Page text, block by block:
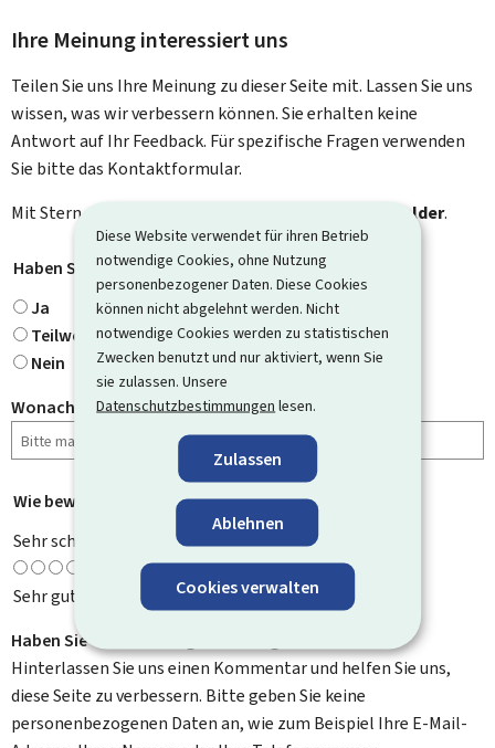
Diese Website verwendet für ihren Betrieb
notwendige Cookies, ohne Nutzung
personenbezogener Daten. Diese Cookies
können nicht abgelehnt werden. Nicht
notwendige Cookies werden zu statistischen
Zwecken benutzt und nur aktiviert, wenn Sie
sie zulassen. Unsere
Datenschutzbestimmungen lesen.
Zulassen
Ablehnen
Cookies verwalten
Ihre Meinung interessiert uns
Teilen Sie uns Ihre Meinung zu dieser Seite mit. Lassen Sie uns
wissen, was wir verbessern können. Sie erhalten keine
Antwort auf Ihr Feedback. Für spezifische Fragen verwenden
Sie bitte das Kontaktformular.
Mit Stern gekennzeichnete Felder (
Pflichtfelder.
Haben Sie gefunden, wonach Sie gesucht haben?
Ja
Teilweise
Nein
Wonach haben Sie gesucht?
Wie bewerten Sie diese Seite? *
Sehr schlecht
Sehr gut
Haben Sie Verbesserungsvorschläge?
Hinterlassen Sie uns einen Kommentar und helfen Sie uns,
diese Seite zu verbessern. Bitte geben Sie keine
personenbezogenen Daten an, wie zum Beispiel Ihre E-Mail-